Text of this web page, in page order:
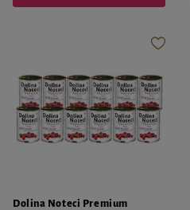
Dolina Noteci Premium